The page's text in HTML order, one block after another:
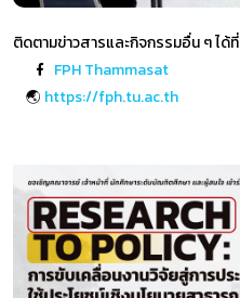
ติดตามข่าวสารและกิจกรรมอื่น ๆ ได้ที่
FPH Thammasat
🌏 https://fph.tu.ac.th